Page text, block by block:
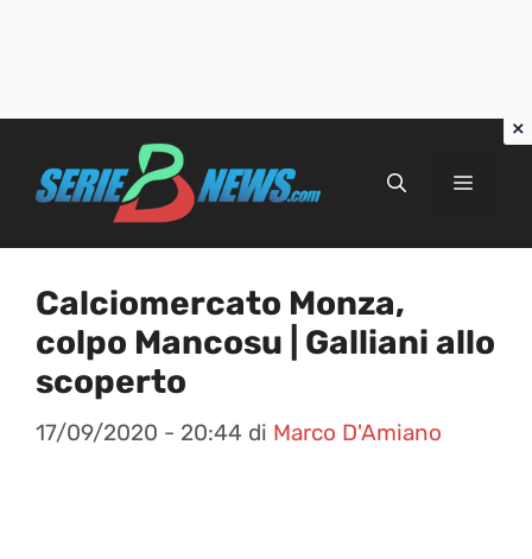
Menu
Calciomercato Monza,
colpo Mancosu | Galliani allo
scoperto
17/09/2020 - 20:44 di Marco D'Amiano